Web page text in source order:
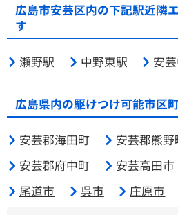
広島市安芸区内の下記駅近隣
す
瀬野駅 中野東駅 安
広島県内の駆けつけ可能市区
安芸郡海田町 安芸郡熊野
安芸郡府中町
安芸高田市
尾道市
呉市 庄原市